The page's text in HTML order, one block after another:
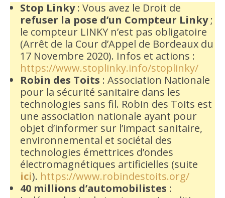
Stop Linky: Vous avez le Droit de
refuser la pose d’un Compteur Linky;
le compteur LINKY n’est pas obligatoire
(Arrêt de la Cour d’Appel de Bordeaux du
17 Novembre 2020). Infos et actions :
https://www.stoplinky.info/stoplinky/
Robin des Toits : Association Nationale
pour la sécurité sanitaire dans les
technologies sans fil. Robin des Toits est
une association nationale ayant pour
objet d’informer sur l’impact sanitaire,
environnemental et sociétal des
technologies émettrices d’ondes
électromagnétiques artificielles (suite
ici). https://www.robindestoits.org/
40 millions d’automobilistes :